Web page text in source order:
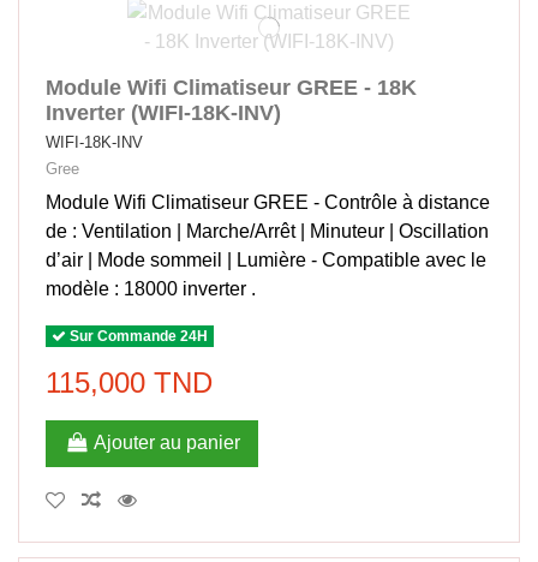
Module Wifi Climatiseur GREE - 18K
Inverter (WIFI-18K-INV)
WIFI-18K-INV
Gree
Module Wifi Climatiseur GREE - Contrôle à distance
de : Ventilation | Marche/Arrêt | Minuteur | Oscillation
d’air | Mode sommeil | Lumière - Compatible avec le
modèle : 18000 inverter .
Sur Commande 24H
115,000 TND
Ajouter au panier